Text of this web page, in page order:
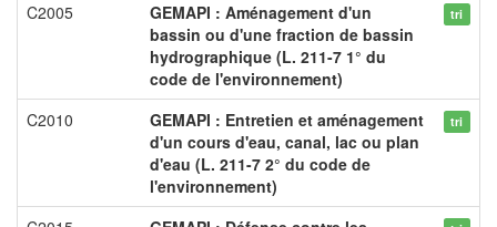
C2005
GEMAPI : Aménagement d'un
bassin ou d'une fraction de bassin
hydrographique (L. 211-7 1° du
code de l'environnement)
tri
C2010
GEMAPI : Entretien et aménagement
d'un cours d'eau, canal, lac ou plan
d'eau (L. 211-7 2° du code de
l'environnement)
tri